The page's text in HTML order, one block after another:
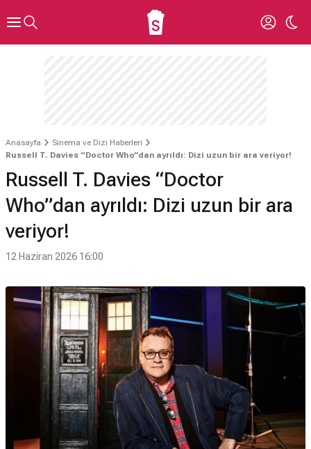
Anasayfa
Sinema ve Dizi Haberleri
Russell T. Davies “Doctor Who”dan ayrıldı: Dizi uzun bir ara veriyor!
Russell T. Davies “Doctor
Who”dan ayrıldı: Dizi uzun bir ara
veriyor!
12 Haziran 2026 16:00